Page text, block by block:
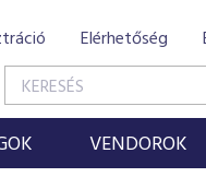
Elérhetőség
VENDOROK